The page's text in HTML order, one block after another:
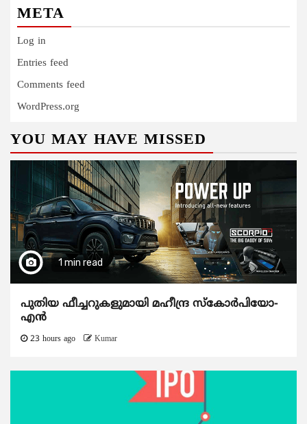
META
Log in
Entries feed
Comments feed
WordPress.org
YOU MAY HAVE MISSED
1 min read
പുതിയ ഫീച്ചറുകളുമായി മഹീന്ദ്ര സ്കോർപിയോ-
എൻ
23 hours ago Kumar